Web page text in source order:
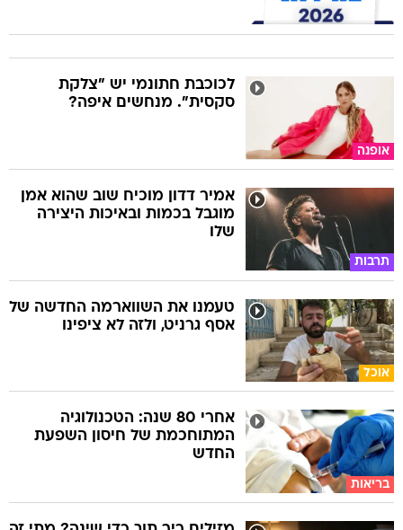
אופנה
לכוכבת חתונמי יש "צלקת
סקסית". מנחשים איפה?
תרבות
אמיר דדון מוכיח שוב שהוא אמן
מוגבל בכמות ובאיכות היצירה
שלו
אוכל
טעמנו את השווארמה החדשה של
אסף גרניט, ולזה לא ציפינו
בריאות
אחרי 80 שנה: הטכנולוגיה
המתוחכמת של חיסון השפעת
החדש